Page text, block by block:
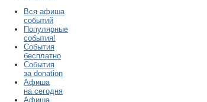
Вся афиша
событий
Популярные
события!
События
бесплатно
События
за donation
Афиша
на сегодня
Афиша